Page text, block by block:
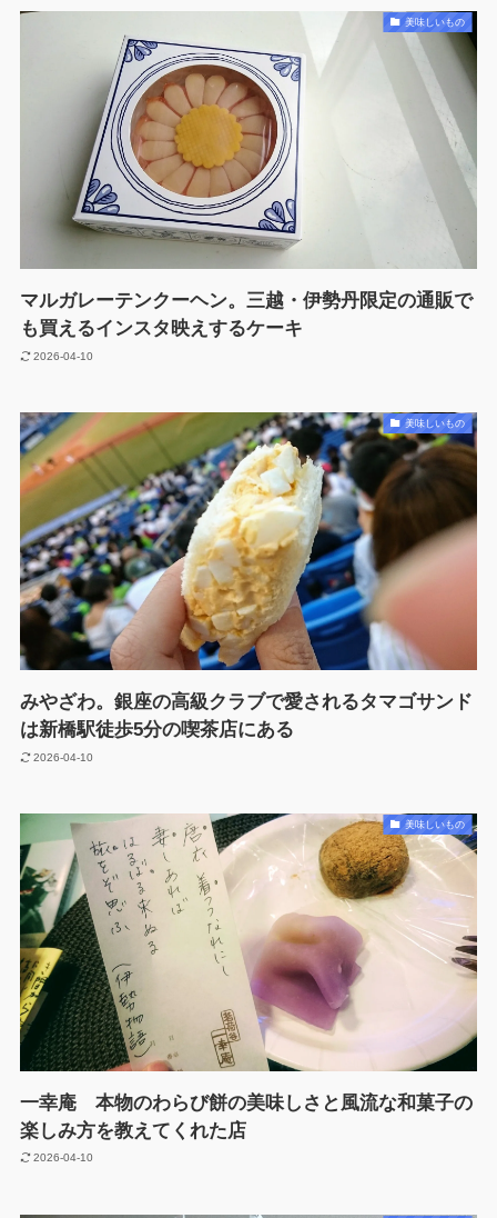
美味しいもの
マルガレーテンクーヘン。三越・伊勢丹限定の通販で
も買えるインスタ映えするケーキ
2026-04-10
美味しいもの
みやざわ。銀座の高級クラブで愛されるタマゴサンド
は新橋駅徒歩5分の喫茶店にある
2026-04-10
美味しいもの
一幸庵 本物のわらび餅の美味しさと風流な和菓子の
楽しみ方を教えてくれた店
2026-04-10